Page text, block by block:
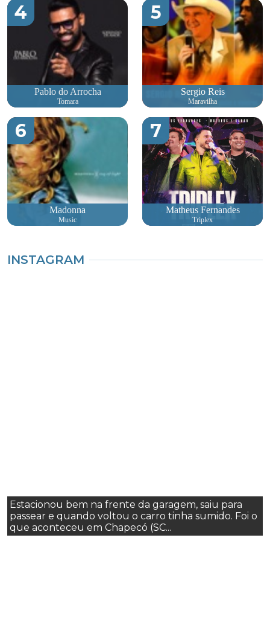
4
Pablo do Arrocha
Tomara
5
Sergio Reis
Maravilha
6
Madonna
Music
7
Matheus Fernandes
Triplex
INSTAGRAM
Estacionou bem na frente da garagem, saiu para
passear e quando voltou o carro tinha sumido. Foi o
que aconteceu em Chapecó (SC...